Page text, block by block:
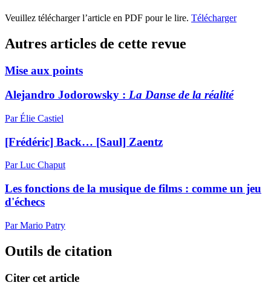
Veuillez télécharger l’article en PDF pour le lire. Télécharger
Autres articles de cette revue
Mise aux points
Alejandro Jodorowsky : La Danse de la réalité
Par Élie Castiel
[Frédéric] Back… [Saul] Zaentz
Par Luc Chaput
Les fonctions de la musique de films : comme un jeu
d'échecs
Par Mario Patry
Outils de citation
Citer cet article